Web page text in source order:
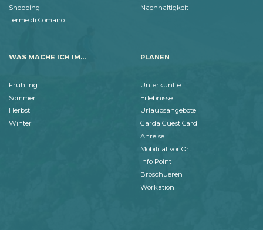
Shopping
Terme di Comano
Nachhaltigkeit
WAS MACHE ICH IM...
Frühling
Sommer
Herbst
Winter
PLANEN
Unterkünfte
Erlebnisse
Urlaubsangebote
Garda Guest Card
Anreise
Mobilität vor Ort
Info Point
Broschueren
Workation